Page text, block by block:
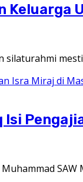
silaturahmi
Isi